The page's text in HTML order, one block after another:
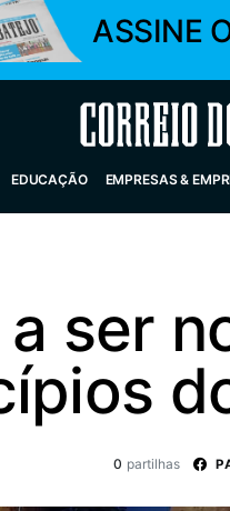
ASSINE
Correio do
EDUCAÇÃO EMPRESAS &
ser
0 partilhas